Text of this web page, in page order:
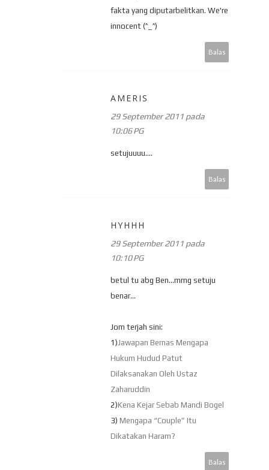
fakta yang diputarbelitkan. We're
innocent (^_^)
Balas
AMERIS
29 September 2011 pada
10:06 PG
setujuuuu....
Balas
HYHHH
29 September 2011 pada
10:10 PG
betul tu abg Ben...mmg setuju
benar...
Jom terjah sini:
1) Jawapan Bernas Mengapa
Hukum Hudud Patut
Dilaksanakan Oleh Ustaz
Zaharuddin
2)Kena Kejar Sebab Mandi Bogel
3) Mengapa “Couple” Itu
Dikatakan Haram?
Balas